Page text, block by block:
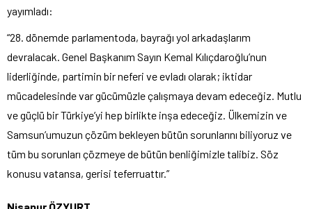
yayımladı:
“28. dönemde parlamentoda, bayrağı yol arkadaşlarım
devralacak. Genel Başkanım Sayın Kemal Kılıçdaroğlu’nun
liderliğinde, partimin bir neferi ve evladı olarak; iktidar
mücadelesinde var gücümüzle çalışmaya devam edeceğiz. Mutlu
ve güçlü bir Türkiye’yi hep birlikte inşa edeceğiz. Ülkemizin ve
Samsun’umuzun çözüm bekleyen bütün sorunlarını biliyoruz ve
tüm bu sorunları çözmeye de bütün benliğimizle talibiz. Söz
konusu vatansa, gerisi teferruattır.”